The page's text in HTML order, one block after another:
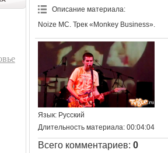
Описание материала:
Noize MC. Трек «Monkey Business».
Язык: Русский
Длительность материала: 00:04:04
Всего комментариев: 0